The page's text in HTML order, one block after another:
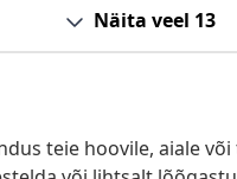
Näita veel 13
teie hoovile, aiale